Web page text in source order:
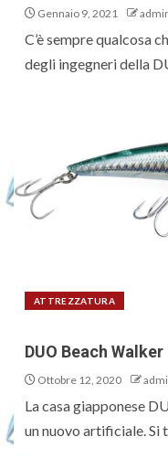
Gennaio 9, 2021
C’è sempre qualcosa
degli ingegneri della
ATTREZZATURA
DUO Beach
Ottobre 12, 2020
La casa giapponese
un nuovo artificiale. Si